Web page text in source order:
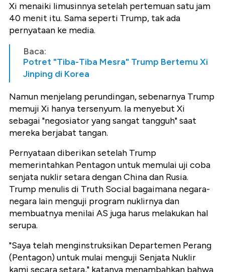
Xi menaiki limusinnya setelah pertemuan satu jam
40 menit itu. Sama seperti Trump, tak ada
pernyataan ke media.
Baca:
Potret "Tiba-Tiba Mesra" Trump Bertemu Xi
Jinping di Korea
Namun menjelang perundingan, sebenarnya Trump
memuji Xi hanya tersenyum. Ia menyebut Xi
sebagai "negosiator yang sangat tangguh" saat
mereka berjabat tangan.
Pernyataan diberikan setelah Trump
memerintahkan Pentagon untuk memulai uji coba
senjata nuklir setara dengan China dan Rusia.
Trump menulis di Truth Social bagaimana negara-
negara lain menguji program nuklirnya dan
membuatnya menilai AS juga harus melakukan hal
serupa.
"Saya telah menginstruksikan Departemen Perang
(Pentagon) untuk mulai menguji Senjata Nuklir
kami secara setara," katanya menambahkan bahwa